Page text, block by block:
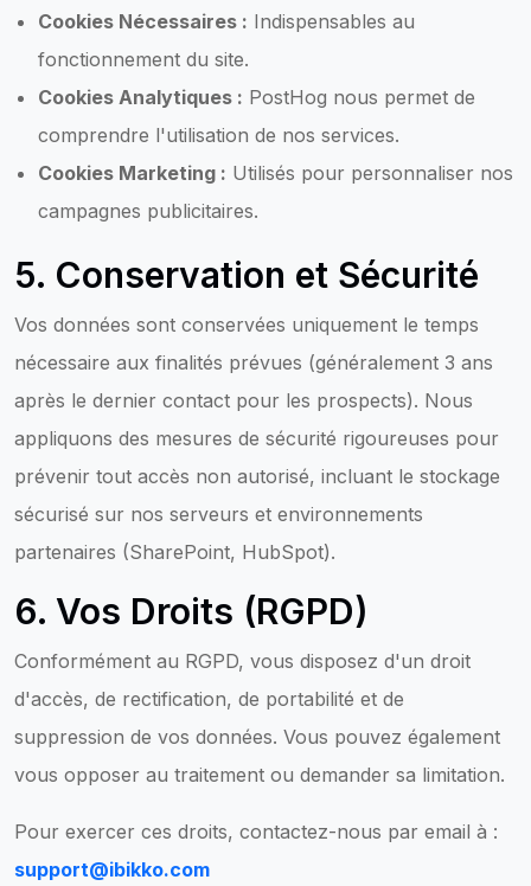
Cookies Nécessaires : Indispensables au
fonctionnement du site.
Cookies Analytiques : PostHog nous permet de
comprendre l'utilisation de nos services.
Cookies Marketing : Utilisés pour personnaliser nos
campagnes publicitaires.
5. Conservation et Sécurité
Vos données sont conservées uniquement le temps
nécessaire aux finalités prévues (généralement 3 ans
après le dernier contact pour les prospects). Nous
appliquons des mesures de sécurité rigoureuses pour
prévenir tout accès non autorisé, incluant le stockage
sécurisé sur nos serveurs et environnements
partenaires (SharePoint, HubSpot).
6. Vos Droits (RGPD)
Conformément au RGPD, vous disposez d'un droit
d'accès, de rectification, de portabilité et de
suppression de vos données. Vous pouvez également
vous opposer au traitement ou demander sa limitation.
Pour exercer ces droits, contactez-nous par email à :
support@ibikko.com